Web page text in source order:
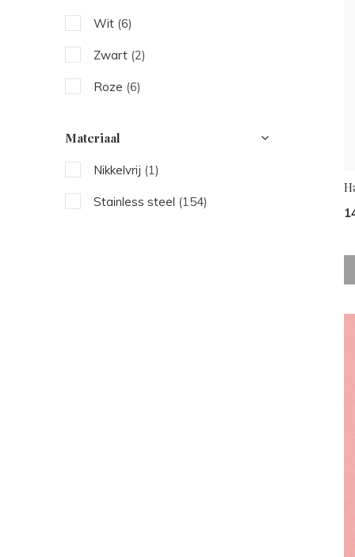
Wit (6)
Zwart (2)
Roze (6)
(4)
Materiaal
Nikkelvrij (1)
Stainless steel (154)